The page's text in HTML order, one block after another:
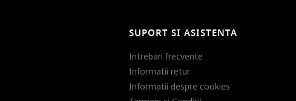
SUPORT SI ASISTENTA
Intrebari frecvente
Informatii retur
Informatii despre cookies